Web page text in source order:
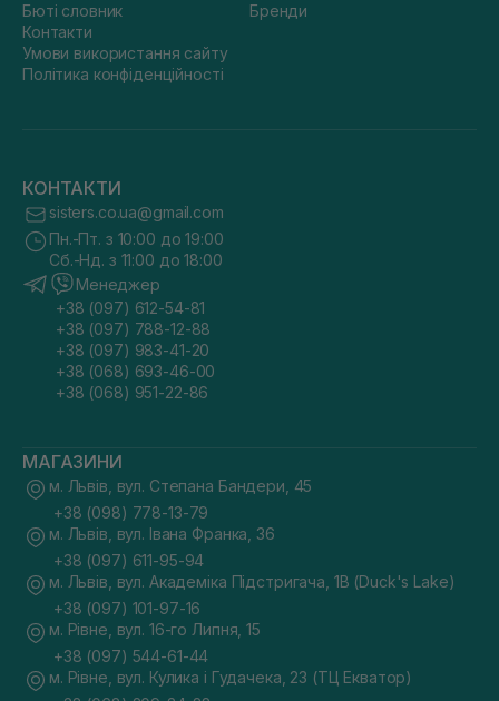
Бюті словник
Контакти
Умови використання сайту
Політика конфіденційності
Бренди
КОНТАКТИ
sisters.co.ua@gmail.com
Пн.-Пт. з 10:00 до 19:00
Сб.-Нд. з 11:00 до 18:00
Менеджер
+38 (097) 612-54-81
+38 (097) 788-12-88
+38 (097) 983-41-20
+38 (068) 693-46-00
+38 (068) 951-22-86
МАГАЗИНИ
м. Львів, вул. Степана Бандери, 45
+38 (098) 778-13-79
м. Львів, вул. Івана Франка, 36
+38 (097) 611-95-94
м. Львів, вул. Академіка Підстригача, 1В (Duck's Lake)
+38 (097) 101-97-16
м. Рівне, вул. 16-го Липня, 15
+38 (097) 544-61-44
м. Рівне, вул. Кулика і Гудачека, 23 (ТЦ Екватор)